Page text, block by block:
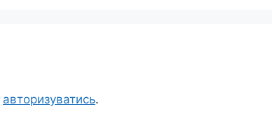
авторизуватись.